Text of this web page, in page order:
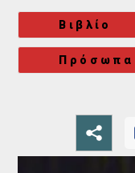
Βιβλίο
Πρόσωπα